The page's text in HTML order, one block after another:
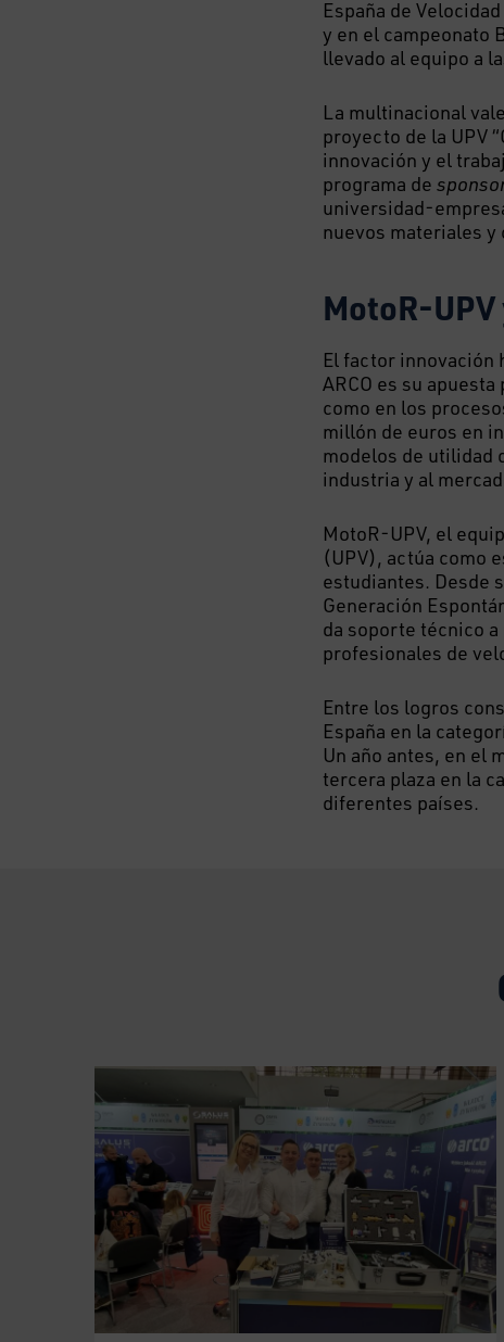
España de
y en el campeonato
llevado al equipo a
La multinacional
proyecto de la UPV
innovación y el
programa de
universidad-
nuevos materiales y
MotoR-UPV
El factor innovación
ARCO es su apuesta
como en los
millón de euros en
modelos de utilidad
industria y al
MotoR-UPV, el
(UPV), actúa como
estudiantes. Desde
Generación
da soporte técnico
profesionales de
Entre los logros
España en la
Un año antes, en el
tercera plaza en la
diferentes países.